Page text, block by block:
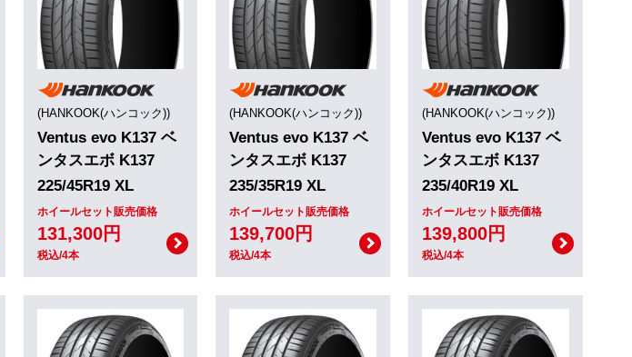
(HANKOOK(ハンコック))
Ventus evo K137 ベ
ンタスエボ K137
225/45R19 XL
ホイールセット販売価格
131,300円
税込/4本
(HANKOOK(ハンコック))
Ventus evo K137 ベ
ンタスエボ K137
235/35R19 XL
ホイールセット販売価格
139,700円
税込/4本
(HANKOOK(ハンコック))
Ventus evo K137 ベ
ンタスエボ K137
235/40R19 XL
ホイールセット販売価格
139,800円
税込/4本